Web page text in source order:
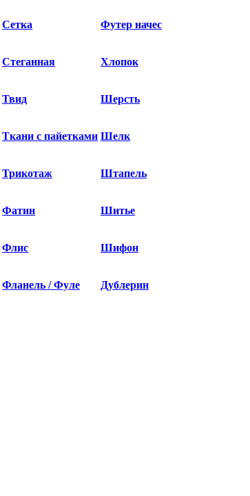
Сетка Футер начес
Стеганная Хлопок
Твид Шерсть
Ткани с пайетками Шелк
Трикотаж Штапель
Фатин Шитье
Флис Шифон
Фланель / Фуле Дублерин